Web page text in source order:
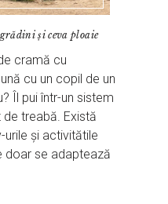
și ceva ploaie
cramă cu
cu un copil de un
Îl pui într-un sistem
de treabă. Există
urile și activitătile
doar se adaptează